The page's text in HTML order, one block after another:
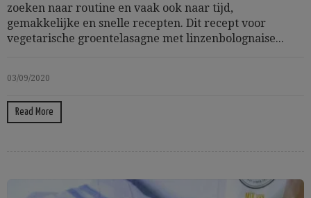
zoeken naar routine en vaak ook naar tijd,
gemakkelijke en snelle recepten. Dit recept voor
vegetarische groentelasagne met linzenbolognaise...
03/09/2020
Read More